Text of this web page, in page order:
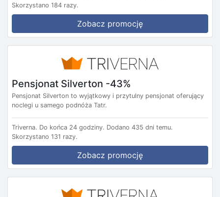
Skorzystano 184 razy.
Zobacz promocję
Pensjonat Silverton -43%
Pensjonat Silverton to wyjątkowy i przytulny pensjonat oferujący
noclegi u samego podnóża Tatr.
Triverna. Do końca 24 godziny. Dodano 435 dni temu.
Skorzystano 131 razy.
Zobacz promocję